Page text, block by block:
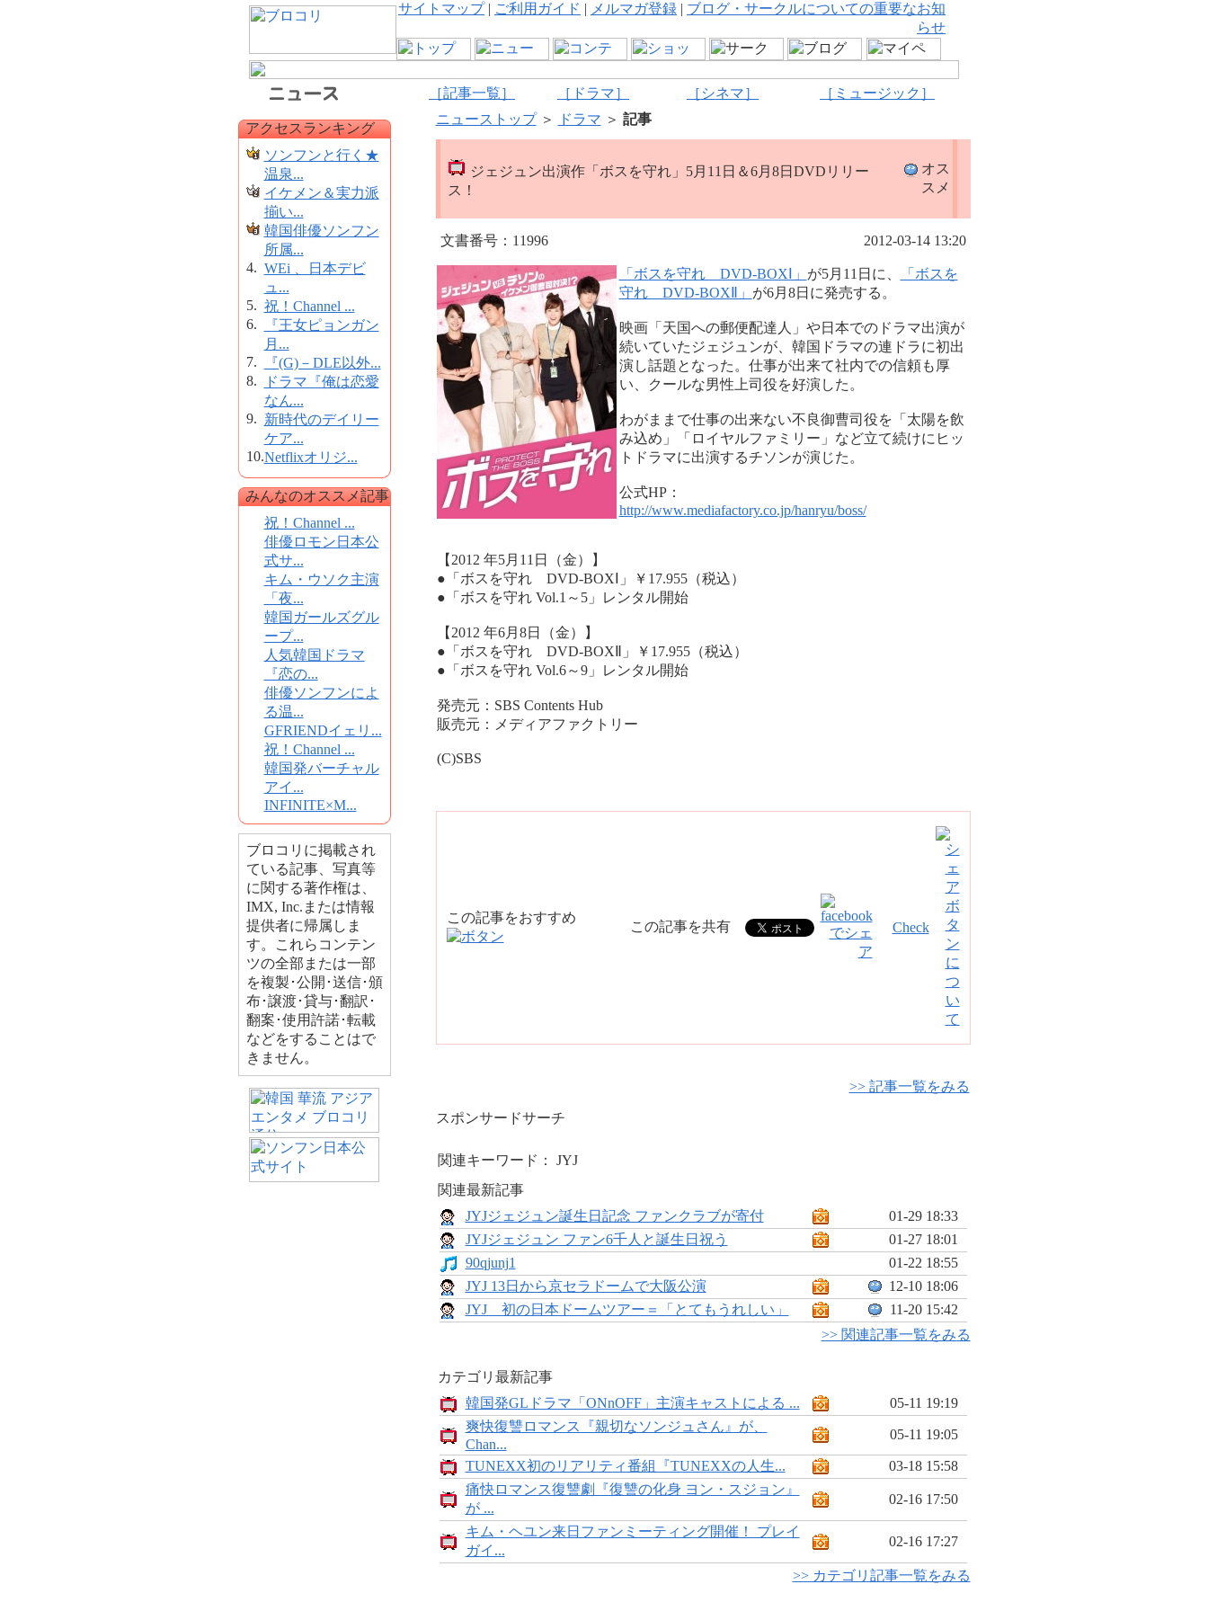
サイトマップ| ご利用ガイド | メルマガ登録 | ブログ・サークルについての重要なお知
らせ
［記事一覧］ ［ドラマ］ ［シネマ］ ［ミュージック］
アクセスランキング
ソンフンと行く★
温泉...
イケメン＆実力派
揃い...
韓国俳優ソンフン
所属...
4. WEi 、日本デビ
ュ...
5. 祝！Channel ...
6.
『王女ピョンガン
月...
7.
『(G)－DLE以外...
8.
ドラマ『俺は恋愛
なん...
9. 新時代のデイリー
ケア...
10.Netflixオリジ...
みんなのオススメ記事
祝！Channel ...
俳優ロモン日本公
式サ...
キム・ウソク主演
「夜...
韓国ガールズグル
ープ...
人気韓国ドラマ
『恋の...
俳優ソンフンによ
る温...
GFRIENDイェリ...
祝！Channel ...
韓国発バーチャル
アイ...
INFINITE×M...
ブロコリに掲載され
ている記事、写真等
に関する著作権は、
IMX, Inc.または情報
提供者に帰属しま
す。これらコンテン
ツの全部または一部
を複製･公開･送信･頒
布･譲渡･貸与･翻訳･
翻案･使用許諾･転載
などをすることはで
きません。
ニューストップ＞ ドラマ ＞ 記事
ジェジュン出演作「ボスを守れ」5月11日＆6月8日DVDリリー
ス！
オス
スメ
文書番号：11996 2012-03-14 13:20
「ボスを守れ DVD-BOXⅠ」 が5月11日に、
「ボスを
守れ DVD-BOXⅡ」 が6月8日に発売する。
映画「天国への郵便配達人」や日本でのドラマ出演が
続いていたジェジュンが、韓国ドラマの連ドラに初出
演し話題となった。仕事が出来て社内での信頼も厚
い、クールな男性上司役を好演した。
わがままで仕事の出来ない不良御曹司役を「太陽を飲
み込め」「ロイヤルファミリー」など立て続けにヒッ
トドラマに出演するチソンが演じた。
公式HP：
http://www.mediafactory.co.jp/hanryu/boss/
【2012 年5月11日（金）】
●「ボスを守れ DVD-BOXⅠ」￥17.955（税込）
●「ボスを守れ Vol.1～5」レンタル開始
【2012 年6月8日（金）】
●「ボスを守れ DVD-BOXⅡ」￥17.955（税込）
●「ボスを守れ Vol.6～9」レンタル開始
発売元：SBS Contents Hub
販売元：メディアファクトリー
(C)SBS
この記事をおすすめ
この記事を共有 Check
>> 記事一覧をみる
スポンサードサーチ
関連キーワード： JYJ
関連最新記事
JYJジェジュン誕生日記念 ファンクラブが寄付
01-29 18:33
JYJジェジュン ファン6千人と誕生日祝う
01-27 18:01
90qjunj1
01-22 18:55
JYJ 13日から京セラドームで大阪公演
12-10 18:06
JYJ 初の日本ドームツアー＝「とてもうれしい」
11-20 15:42
>> 関連記事一覧をみる
カテゴリ最新記事
韓国発GLドラマ「ONnOFF」主演キャストによる ...
05-11 19:19
爽快復讐ロマンス『親切なソンジュさん』が、
Chan...
05-11 19:05
TUNEXX初のリアリティ番組『TUNEXXの人生...
03-18 15:58
痛快ロマンス復讐劇『復讐の化身 ヨン・スジョン』
が ...
02-16 17:50
キム・ヘユン来日ファンミーティング開催！ プレイ
ガイ...
02-16 17:27
>> カテゴリ記事一覧をみる